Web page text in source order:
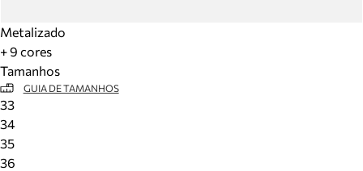
Metalizado
+ 9 cores
Tamanhos
GUIA DE TAMANHOS
33
34
35
36